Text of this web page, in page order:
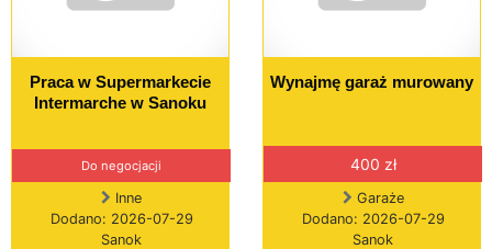
Praca w Supermarkecie
Intermarche w Sanoku
Do negocjacji
Inne
Dodano: 2026-07-29
Sanok
Wynajmę garaż murowany
400 zł
Garaże
Dodano: 2026-07-29
Sanok